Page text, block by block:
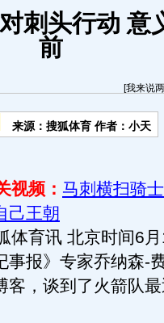
刺头行动 意
前
[我来说
来源：搜狐体育 作者：小天
视频： 马刺横扫骑
己王朝
育讯 北京时间6
事报》专家乔纳森-
客，谈到了火箭队